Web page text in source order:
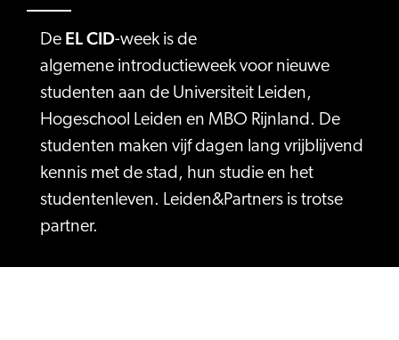
De EL CID-week is de
algemene introductieweek voor nieuwe
studenten aan de Universiteit Leiden,
Hogeschool Leiden en MBO Rijnland. De
studenten maken vijf dagen lang vrijblijvend
kennis met de stad, hun studie en het
studentenleven. Leiden&Partners is trotse
partner.